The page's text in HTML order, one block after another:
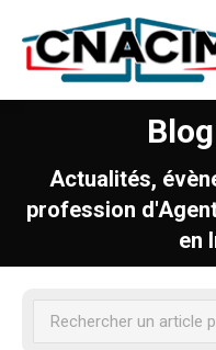
Actualités,
profession
en
Recherche